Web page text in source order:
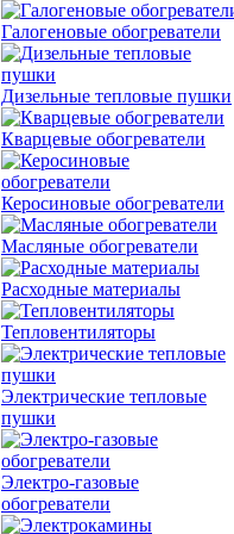
Галогеновые обогреватели
Дизельные тепловые пушки
Кварцевые обогреватели
Керосиновые обогреватели
Масляные обогреватели
Расходные материалы
Тепловентиляторы
Электрические тепловые
пушки
Электро-газовые
обогреватели